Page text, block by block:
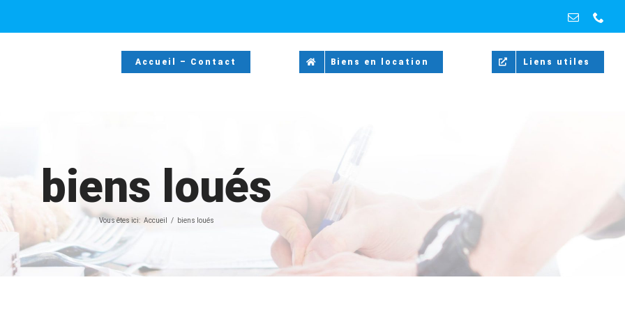
Email
Accueil – Contact Biens en location Liens utiles
biens loués
Vous êtes ici: Accueil biens loués